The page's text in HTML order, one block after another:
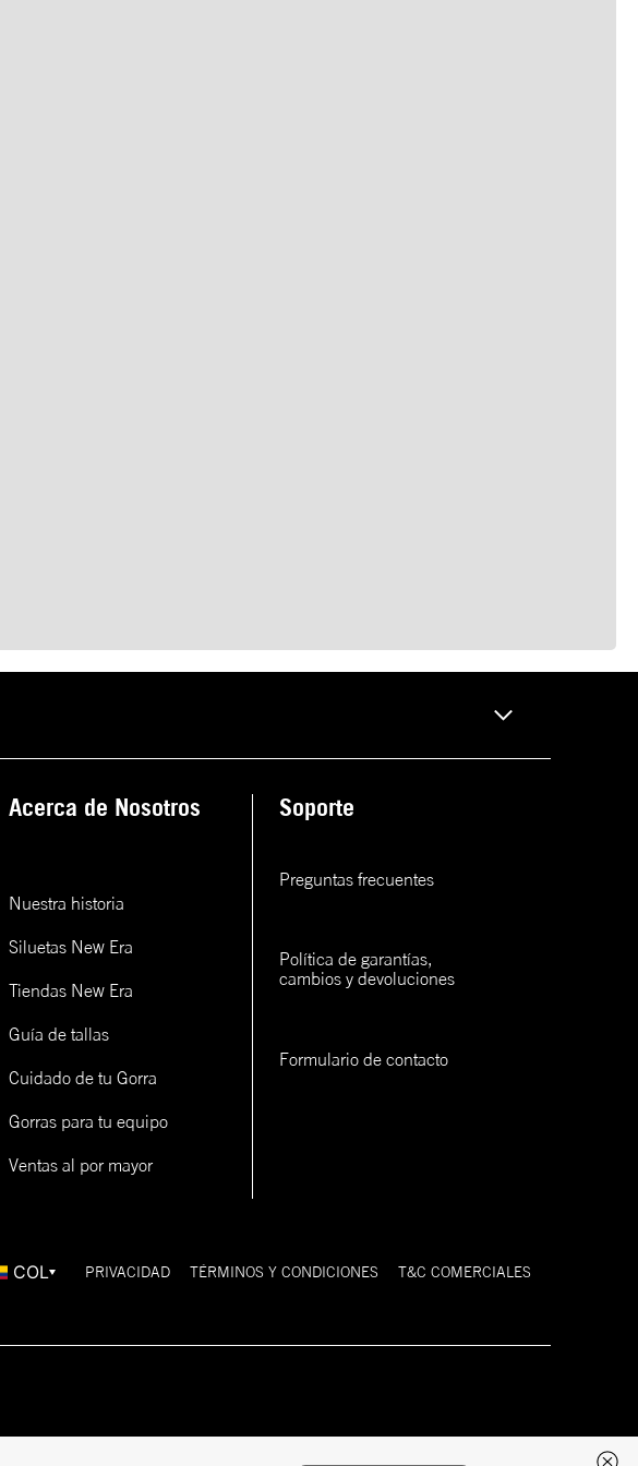
Acerca de Nosotros
Nuestra historia
Siluetas New Era
Tiendas New Era
Guía de tallas
Cuidado de tu Gorra
Gorras para tu equipo
Ventas al por mayor
Soporte
Preguntas frecuentes
Política de garantías,
cambios y devoluciones
Formulario de contacto
COL PRIVACIDAD TÉRMINOS Y CONDICIONES T&C COMERCIALES